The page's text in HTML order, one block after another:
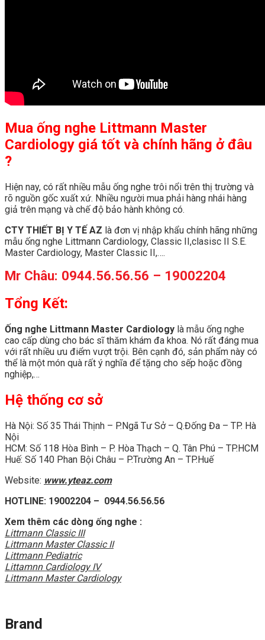
Mua ống nghe Littmann Master
Cardiology giá tốt và chính hãng ở đâu
?
Hiện nay, có rất nhiều mẫu ống nghe trôi nổi trên thị trường và
rõ nguồn gốc xuất xứ. Nhiều người mua phải hàng nhái hàng
giả trên mạng và chế độ bảo hành không có.
CTY THIẾT BỊ Y TẾ AZ là đơn vị nhập khẩu chính hãng những
mẫu ống nghe Littmann Cardiology, Classic II,clasisc II S.E.
Master Cardiology, Master Classic II,….
Mr Châu: 0944.56.56.56 – 19002204
Tổng Kết:
Ống nghe Littmann Master Cardiology là mẫu ống nghe
cao cấp dùng cho bác sĩ thăm khám đa khoa. Nó rất đáng mua
với rất nhiều ưu điểm vượt trội. Bên cạnh đó, sản phẩm này có
thể là một món quà rất ý nghĩa để tặng cho sếp hoặc đồng
nghiệp,…
Hệ thống cơ sở
Hà Nội: Số 35 Thái Thịnh – P.Ngã Tư Sở – Q.Đống Đa – TP. Hà
Nội
HCM: Số 118 Hòa Bình – P. Hòa Thạch – Q. Tân Phú – TP.HCM
Huế: Số 140 Phan Bội Châu – P.Trường An – TP.Huế
Website: www.yteaz.com
HOTLINE: 19002204 – 0944.56.56.56
Xem thêm các dòng ống nghe :
Littmann Classic III
Littmann Master Classic II
Littmann Pediatric
Littamnn Cardiology IV
Littmann Master Cardiology
Brand